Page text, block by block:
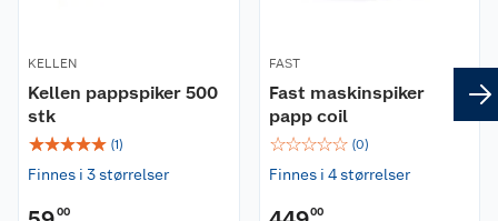
KELLEN
Kellen pappspiker 500
stk
☆☆☆☆☆ (1)
Finnes i 3 størrelser
00
FAST
Fast maskinspiker
papp coil
☆☆☆☆☆ (0)
Finnes i 4 størrelser
00
Retur- og angrerett
Reklamasjon
Kjøpsvilkår
Personvern
Lavprisløfte
Hageinspirasjon
Oppussing med utemaling